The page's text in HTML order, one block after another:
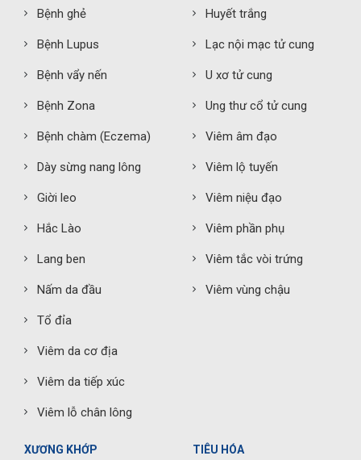
Bệnh ghẻ
Bệnh Lupus
Bệnh vẩy nến
Bệnh Zona
Bệnh chàm (Eczema)
Dày sừng nang lông
Giời leo
Hắc Lào
Lang ben
Nấm da đầu
Tổ đỉa
Viêm da cơ địa
Viêm da tiếp xúc
Viêm lỗ chân lông
Huyết trắng
Lạc nội mạc tử cung
U xơ tử cung
Ung thư cổ tử cung
Viêm âm đạo
Viêm lộ tuyến
Viêm niệu đạo
Viêm phần phụ
Viêm tắc vòi trứng
Viêm vùng chậu
XƯƠNG KHỚP TIÊU HÓA